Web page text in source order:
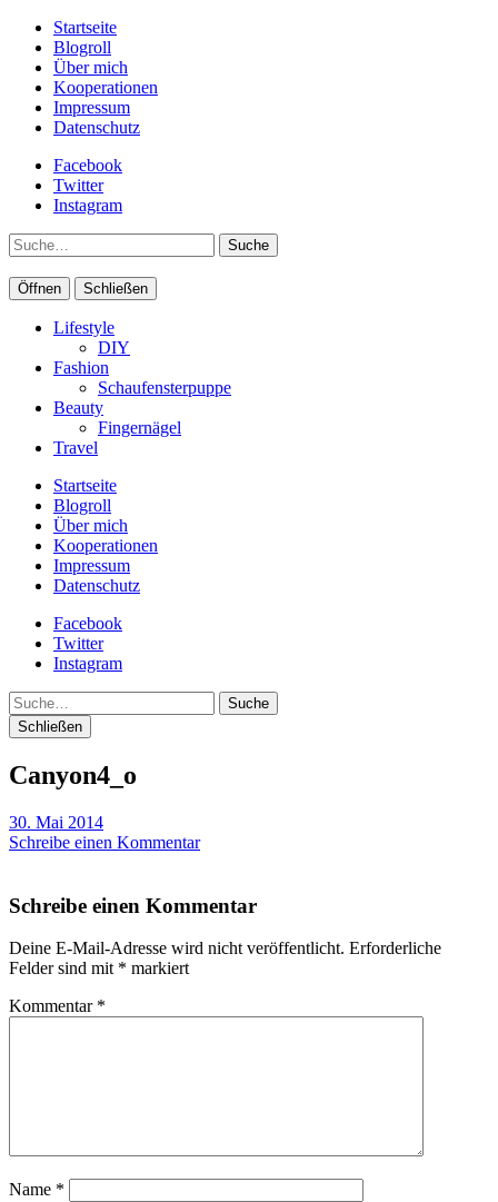
Startseite
Blogroll
Über mich
Kooperationen
Impressum
Datenschutz
Facebook
Twitter
Instagram
Suche
Öffnen Schließen
Lifestyle
DIY
Fashion
Schaufensterpuppe
Beauty
Fingernägel
Travel
Startseite
Blogroll
Über mich
Kooperationen
Impressum
Datenschutz
Facebook
Twitter
Instagram
Suche
Schließen
Canyon4_o
30. Mai 2014
Schreibe einen Kommentar
Schreibe einen Kommentar
Deine E-Mail-Adresse wird nicht veröffentlicht. Erforderliche
Felder sind mit * markiert
Kommentar *
Name *